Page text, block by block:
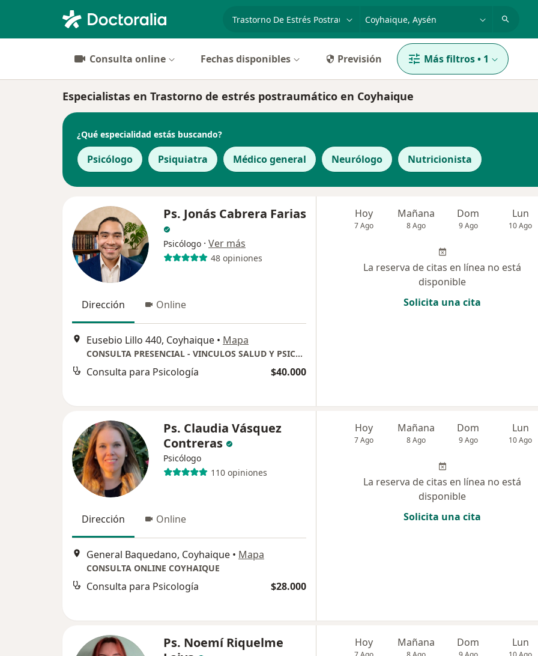
especialidad, enfermedad o nombreciudad o comuna
Consulta online Fechas disponibles Previsión Más filtros• 1
Especialistas en Trastorno de estrés postraumático en Coyhaique
¿Qué especialidad estás buscando?
Psicólogo Psiquiatra Médico general Neurólogo Nutricionista
Ps. Jonás Cabrera Farias
Psicólogo · Ver más
48 opiniones
Dirección Online
Eusebio Lillo 440, Coyhaique • Mapa
CONSULTA PRESENCIAL - VINCULOS SALUD Y PSICOTERAPIA
Consulta para Psicología $40.000
Hoy
7 Ago
Mañana
8 Ago
Dom
9 Ago
Lun
10 Ago
La reserva de citas en línea no está
disponible
Solicita una cita
Ps. Claudia Vásquez
Contreras
Psicólogo
110 opiniones
Dirección Online
General Baquedano, Coyhaique • Mapa
CONSULTA ONLINE COYHAIQUE
Consulta para Psicología $28.000
Hoy
7 Ago
Mañana
8 Ago
Dom
9 Ago
Lun
10 Ago
La reserva de citas en línea no está
disponible
Solicita una cita
Ps. Noemí Riquelme
Hoy Mañana Dom Lun